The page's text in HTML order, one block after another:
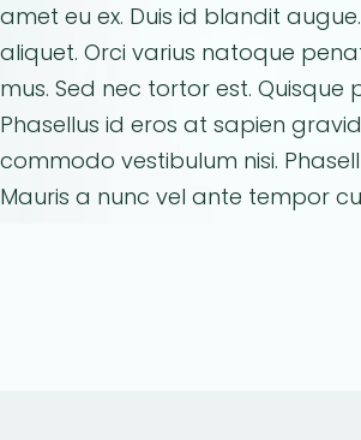
amet eu ex. Duis id blandit
aliquet. Orci varius natoque
mus. Sed nec tortor est.
Phasellus id eros at sapien
commodo vestibulum nisi.
Mauris a nunc vel ante tempor